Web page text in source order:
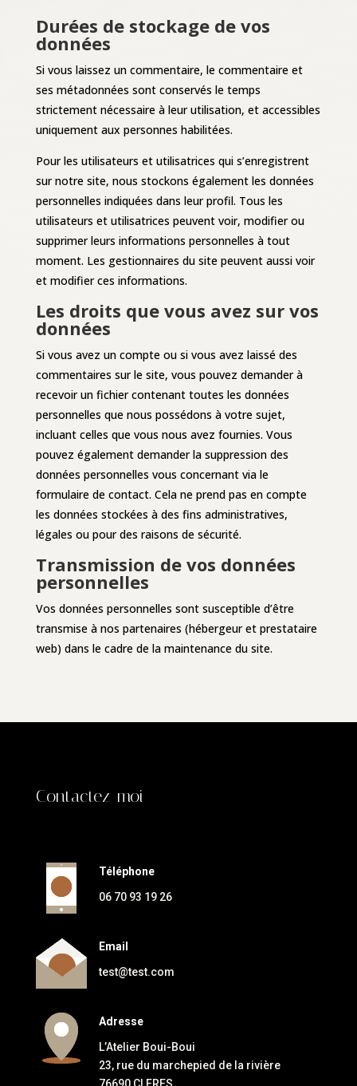
Durées de stockage de vos
données
Si vous laissez un commentaire, le commentaire et
ses métadonnées sont conservés le temps
strictement nécessaire à leur utilisation, et accessibles
uniquement aux personnes habilitées.
Pour les utilisateurs et utilisatrices qui s’enregistrent
sur notre site, nous stockons également les données
personnelles indiquées dans leur profil. Tous les
utilisateurs et utilisatrices peuvent voir, modifier ou
supprimer leurs informations personnelles à tout
moment. Les gestionnaires du site peuvent aussi voir
et modifier ces informations.
Les droits que vous avez sur vos
données
Si vous avez un compte ou si vous avez laissé des
commentaires sur le site, vous pouvez demander à
recevoir un fichier contenant toutes les données
personnelles que nous possédons à votre sujet,
incluant celles que vous nous avez fournies. Vous
pouvez également demander la suppression des
données personnelles vous concernant via le
formulaire de contact. Cela ne prend pas en compte
les données stockées à des fins administratives,
légales ou pour des raisons de sécurité.
Transmission de vos données
personnelles
Vos données personnelles sont susceptible d’être
transmise à nos partenaires (hébergeur et prestataire
web) dans le cadre de la maintenance du site.
Contactez-moi
Téléphone
06 70 93 19 26
Email
test@test.com
Adresse
L’Atelier Boui-Boui
23, rue du marchepied de la rivière